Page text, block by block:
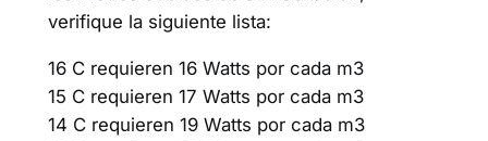
verifique la siguiente lista:
16 C requieren 16 Watts por cada m3
15 C requieren 17 Watts por cada m3
14 C requieren 19 Watts por cada m3